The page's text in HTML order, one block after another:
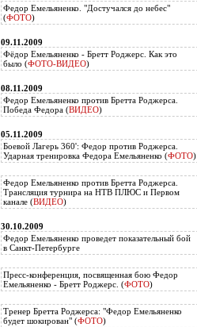
Федор Емельяненко. "Достучался до небес"
(ФОТО)
09.11.2009
Фёдор Емельяненко - Бретт Роджерс. Как это
было (ФОТО-ВИДЕО)
08.11.2009
Федор Емельяненко против Бретта Роджерса.
Победа Федора (ВИДЕО)
05.11.2009
Боевой Лагерь 360': Федор против Роджерса.
Ударная тренировка Федора Емельяненко (ФОТО)
Федор Емельяненко против Бретта Роджерса.
Трансляция турнира на НТВ ПЛЮС и Первом
канале (ВИДЕО)
30.10.2009
Федор Емельяненко проведет показательный бой
в Санкт-Петербурге
Пресс-конференция, посвященная бою Федор
Емельяненко - Бретт Роджерс. (ФОТО)
Тренер Бретта Роджерса: "Федор Емельяненко
будет шокирован" (ФОТО)